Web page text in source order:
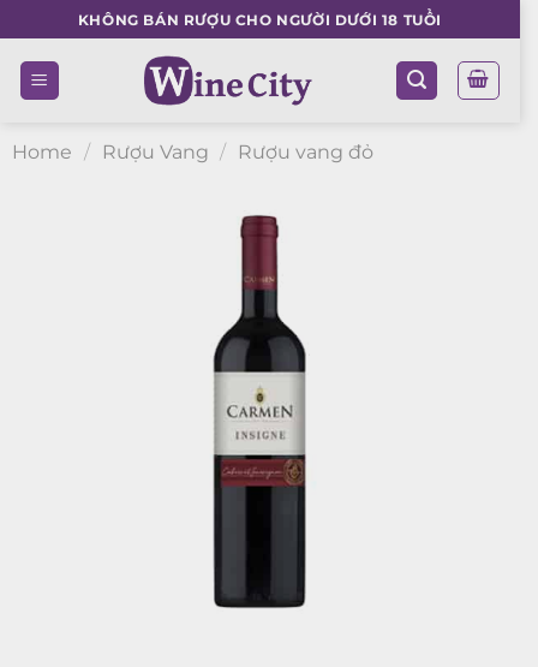
to
content
KHÔNG BÁN RƯỢU CHO NGƯỜI DƯỚI 18 TUỔI
Home / Rượu Vang / Rượu vang đỏ